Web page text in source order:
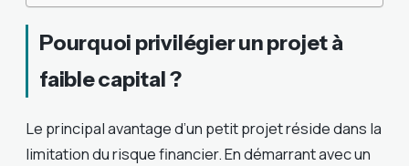
Pourquoi privilégier un projet à
faible capital ?
Le principal avantage d’un petit projet réside dans la
limitation du risque financier. En démarrant avec un